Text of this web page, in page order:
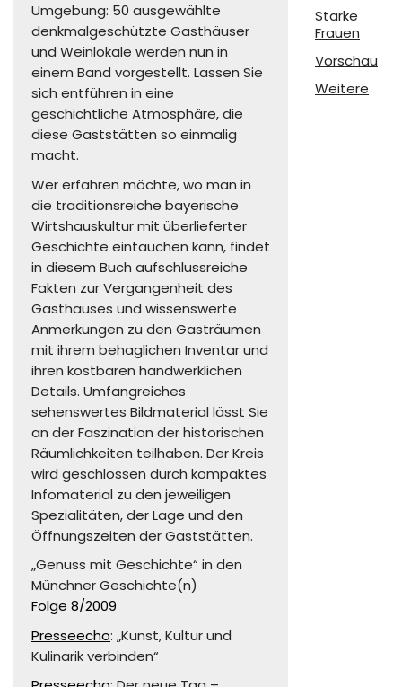
Umgebung: 50 ausgewählte
denkmalgeschützte Gasthäuser
und Weinlokale werden nun in
einem Band vorgestellt. Lassen Sie
sich entführen in eine
geschichtliche Atmosphäre, die
diese Gaststätten so einmalig
macht.
Wer erfahren möchte, wo man in
die traditionsreiche bayerische
Wirtshauskultur mit überlieferter
Geschichte eintauchen kann, findet
in diesem Buch aufschlussreiche
Fakten zur Vergangenheit des
Gasthauses und wissenswerte
Anmerkungen zu den Gasträumen
mit ihrem behaglichen Inventar und
ihren kostbaren handwerklichen
Details. Umfangreiches
sehenswertes Bildmaterial lässt Sie
an der Faszination der historischen
Räumlichkeiten teilhaben. Der Kreis
wird geschlossen durch kompaktes
Infomaterial zu den jeweiligen
Spezialitäten, der Lage und den
Öffnungszeiten der Gaststätten.
„Genuss mit Geschichte“ in den
Münchner Geschichte(n)
Folge 8/2009
Presseecho: „Kunst, Kultur und
Kulinarik verbinden“
Starke
Frauen
Vorschau
Weitere